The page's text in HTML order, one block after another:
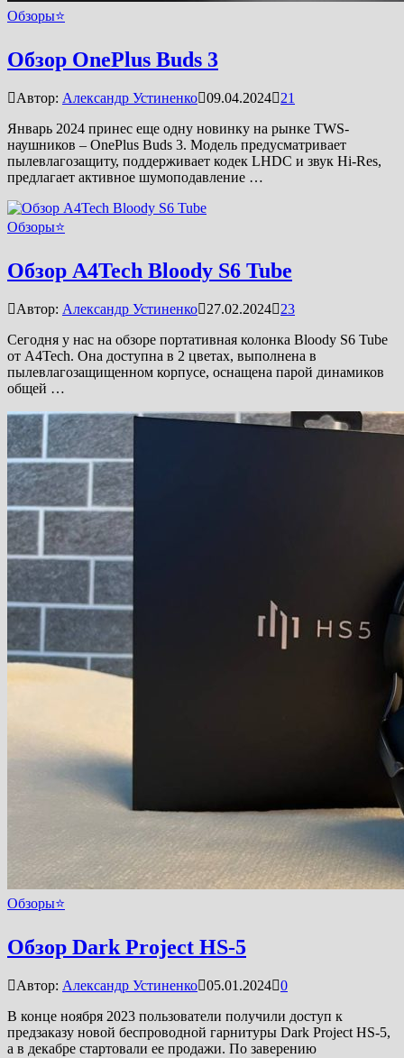
Обзоры⭐
Обзор OnePlus Buds 3
Автор: Александр Устиненко 09.04.2024
21
Январь 2024 принес еще одну новинку на рынке TWS-
наушников – OnePlus Buds 3. Модель предусматривает
пылевлагозащиту, поддерживает кодек LHDC и звук Hi-Res,
предлагает активное шумоподавление …
Обзоры⭐
Обзор A4Tech Bloody S6 Tube
Автор: Александр Устиненко 27.02.2024
23
Сегодня у нас на обзоре портативная колонка Bloody S6 Tube
от A4Tech. Она доступна в 2 цветах, выполнена в
пылевлагозащищенном корпусе, оснащена парой динамиков
общей …
Обзоры⭐
Обзор Dark Project HS-5
Автор: Александр Устиненко 05.01.2024 0
В конце ноября 2023 пользователи получили доступ к
предзаказу новой беспроводной гарнитуры Dark Project HS-5,
а в декабре стартовали ее продажи. По заверению